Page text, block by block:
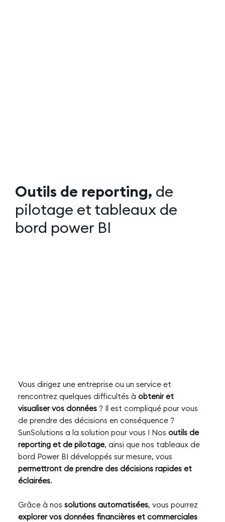
Outils de reporting, de
pilotage et tableaux de
bord power BI
Vous dirigez une entreprise ou un service et
rencontrez quelques difficultés à obtenir et
visualiser vos données? Il est compliqué pour vous
de prendre des décisions en conséquence ?
SunSolutions a la solution pour vous ! Nos outils de
reporting et de pilotage, ainsi que nos tableaux de
bord Power BI développés sur mesure, vous
permettront de prendre des décisions rapides et
éclairées.
Grâce à nos solutions automatisées, vous pourrez
explorer vos données financières et commerciales